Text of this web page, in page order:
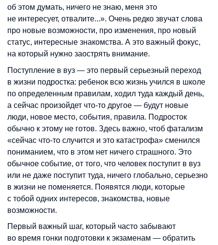
об этом думать, ничего не знаю, меня это
не интересует, отвалите...». Очень редко звучат слова
про новые возможности, про изменения, про новый
статус, интересные знакомства. А это важный фокус,
на который нужно заострять внимание.
Поступление в вуз — это первый серьезный переход
в жизни подростка: ребенок всю жизнь учился в школе
по определенным правилам, ходил туда каждый день,
а сейчас произойдет что-то другое — будут новые
люди, новое место, события, правила. Подросток
обычно к этому не готов. Здесь важно, чтоб фатализм
«сейчас что-то случится и это катастрофа» сменился
пониманием, что в этом нет ничего страшного. Это
обычное событие, от того, что человек поступит в вуз
или не даже поступит туда, ничего глобально, серьезно
в жизни не поменяется. Появятся люди, которые
с тобой одних интересов, знакомства, новые
возможности.
Первый важный шаг, который часто забывают
во время гонки подготовки к экзаменам — обратить